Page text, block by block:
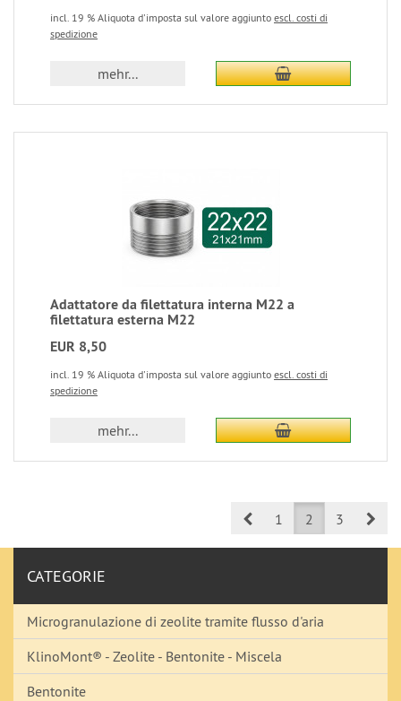
incl. 19 % Aliquota d'imposta sul valore aggiunto escl. costi di
spedizione
mehr...
Adattatore da filettatura interna M22 a
filettatura esterna M22
EUR 8,50
incl. 19 % Aliquota d'imposta sul valore aggiunto escl. costi di
spedizione
mehr...
Prev1 2 3
CATEGORIE
Microgranulazione di zeolite tramite flusso d'aria
KlinoMont® - Zeolite - Bentonite - Miscela
Bentonite